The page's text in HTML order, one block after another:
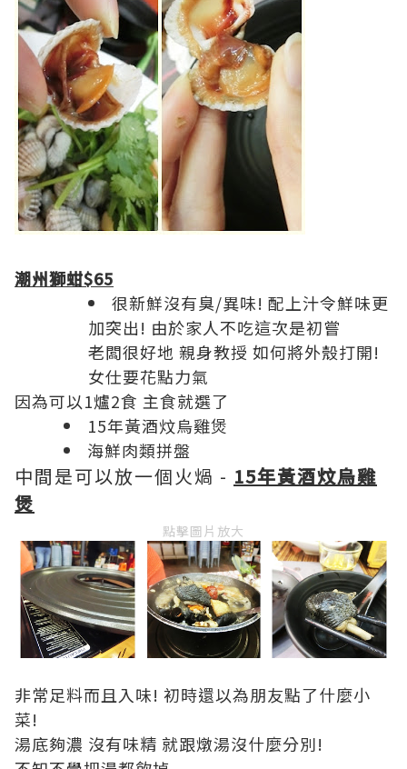
潮州獅蚶$65
很新鮮沒有臭/異味! 配上汁令鮮味更
加突出! 由於家人不吃這次是初嘗
老闆很好地 親身教授 如何將外殼打開!
女仕要花點力氣
因為可以1爐2食 主食就選了
15年黃酒炆烏雞煲
海鮮肉類拼盤
中間是可以放一個火煱 - 15年黃酒炆烏雞
煲
點擊圖片放大
非常足料而且入味! 初時還以為朋友點了什麼小
菜!
湯底夠濃 沒有味精 就跟燉湯沒什麼分別!